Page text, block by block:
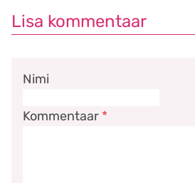
Lisa kommentaar
Kommentaar *
Nimi